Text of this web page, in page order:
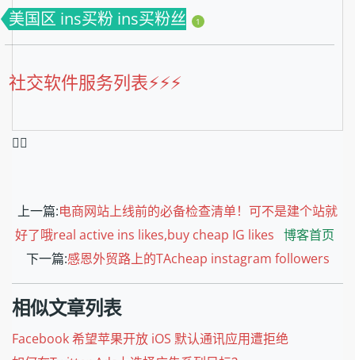
美国区 ins买粉 ins买粉丝 1
社交软件服务列表⚡️⚡️⚡️
❤️‍🔥
上一篇:电商网站上线前的必备检查清单！可不是建个站就
好了哦real active ins likes,buy cheap IG likes 博客首页
下一篇:感恩外贸路上的TAcheap instagram followers
相似文章列表
Facebook 希望苹果开放 iOS 默认通讯应用遭拒绝